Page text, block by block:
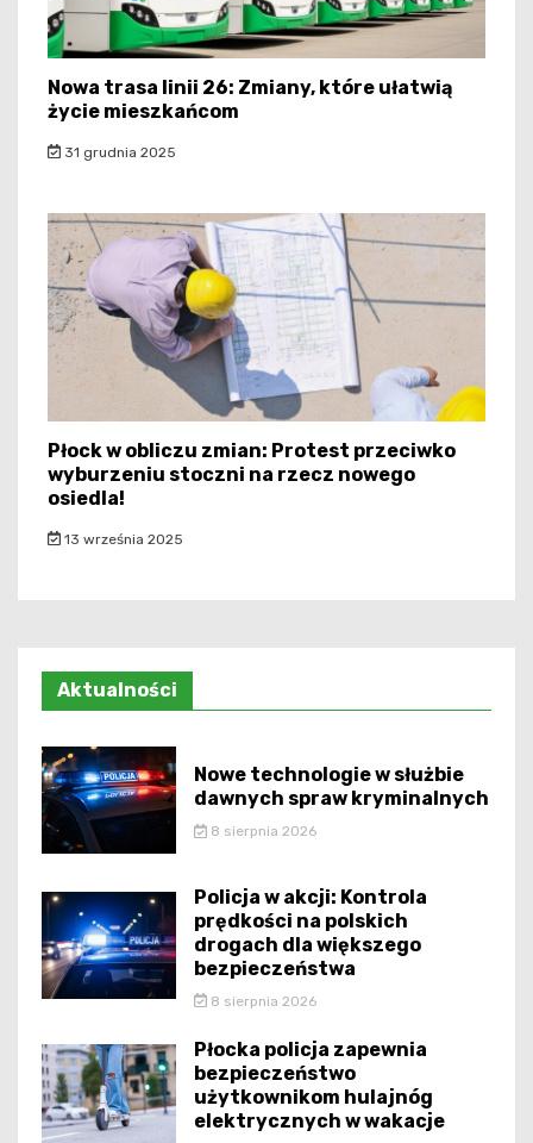
Nowa trasa linii 26: Zmiany, które ułatwią
życie mieszkańcom
31 grudnia 2025
Płock w obliczu zmian: Protest przeciwko
wyburzeniu stoczni na rzecz nowego
osiedla!
13 września 2025
Aktualności
Nowe technologie w służbie
dawnych spraw kryminalnych
8 sierpnia 2026
Policja w akcji: Kontrola
prędkości na polskich
drogach dla większego
bezpieczeństwa
8 sierpnia 2026
Płocka policja zapewnia
bezpieczeństwo
użytkownikom hulajnóg
elektrycznych w wakacje